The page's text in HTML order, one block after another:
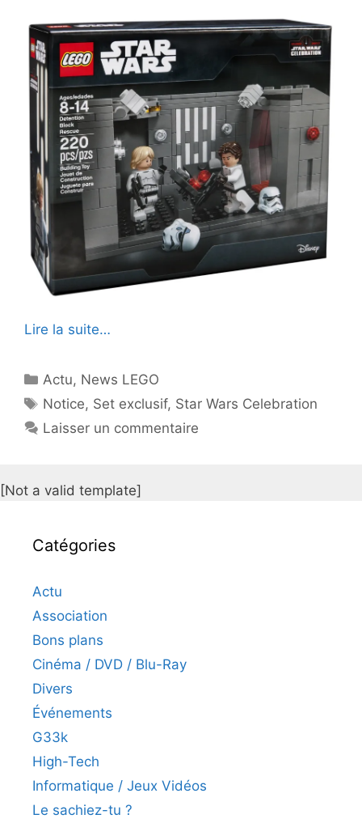
Lire la suite…
Catégories
Actu, News LEGO
Étiquettes
Notice, Set exclusif, Star Wars Celebration
Laisser un commentaire
[Not a valid template]
Catégories
Actu
Association
Bons plans
Cinéma / DVD / Blu-Ray
Divers
Événements
G33k
High-Tech
Informatique / Jeux Vidéos
Le sachiez-tu ?